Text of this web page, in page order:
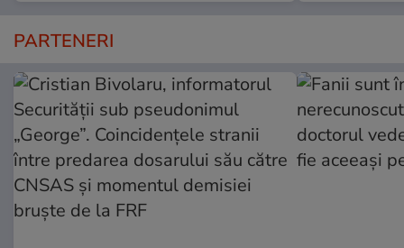
PARTENERI